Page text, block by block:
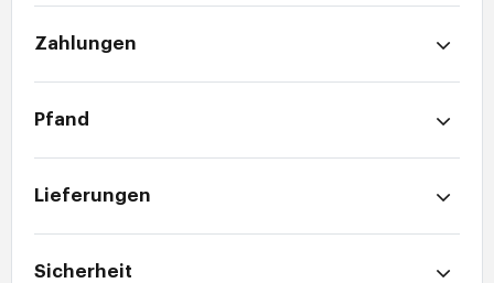
Zahlungen
Pfand
Lieferungen
Sicherheit